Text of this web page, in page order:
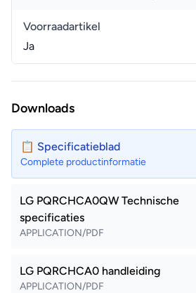
Voorraadartikel
Ja
Downloads
📋 Specificatieblad
Complete productinformatie
LG PQRCHCA0QW Technische
specificaties
APPLICATION/PDF
LG PQRCHCA0 handleiding
APPLICATION/PDF